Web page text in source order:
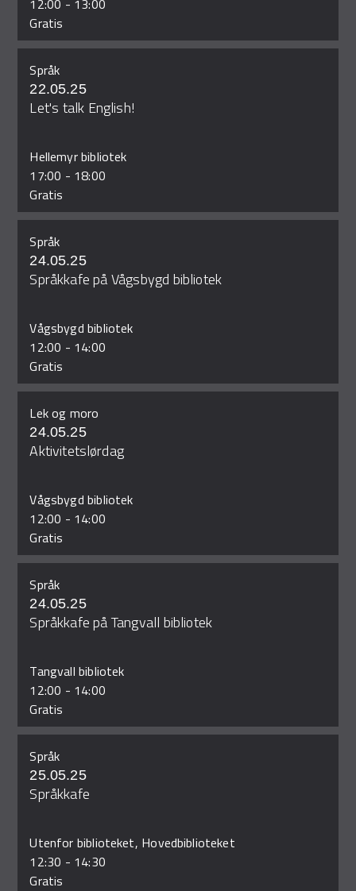
12:00 - 13:00
Gratis
Språk
22.05.25
Let's talk English!
Hellemyr bibliotek
17:00 - 18:00
Gratis
Språk
24.05.25
Språkkafe på Vågsbygd bibliotek
Vågsbygd bibliotek
12:00 - 14:00
Gratis
Lek og moro
24.05.25
Aktivitetslørdag
Vågsbygd bibliotek
12:00 - 14:00
Gratis
Språk
24.05.25
Språkkafe på Tangvall bibliotek
Tangvall bibliotek
12:00 - 14:00
Gratis
Språk
25.05.25
Språkkafe
Utenfor biblioteket, Hovedbiblioteket
12:30 - 14:30
Gratis